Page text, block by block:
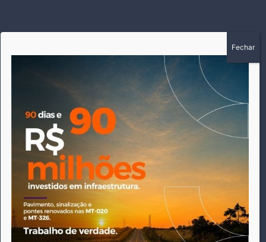
A história do Pioneiro inicia em fevereiro de 2005 em
Canarana - MT, na época, como um jornal impresso semanal,
que chegou a possuir mil assinantes. Durante 15 anos, foram
publicadas 691 edições que narraram os acontecimentos
políticos, policiais e cotidianos de Canarana e região. Fiel a sua
origem, pautado sempre pela busca incessante da
imparcialidade, faz jus a sua logo, com o característico "avião
da praça" de Canarana, sendo o símbolo do
comprometimento deste veículo de comunicação com o
relato dos fatos neste município. Em 06 de dezembro de 2019
circulou a última edição impressa do jornal, que desde então
tem veiculação exclusivamente online.